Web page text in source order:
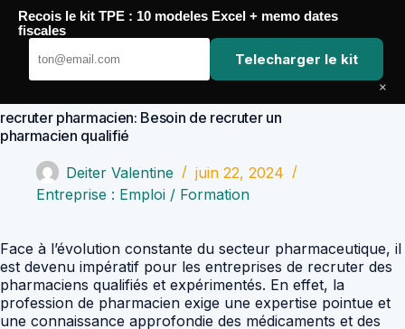
Passer
contenu
Comptabilité Job
recruter pharmacien: Besoin de recruter un
pharmacien qualifié
Deiter Valentine
juin 22, 2024
Entreprise : Emploi / Formation
Face à l’évolution constante du secteur pharmaceutique, il
est devenu impératif pour les entreprises de recruter des
pharmaciens qualifiés et expérimentés. En effet, la
profession de pharmacien exige une expertise pointue et
une connaissance approfondie des médicaments et des
Recois le kit TPE : 10 modeles Excel + memo dates
fiscales
Telecharger le kit
×